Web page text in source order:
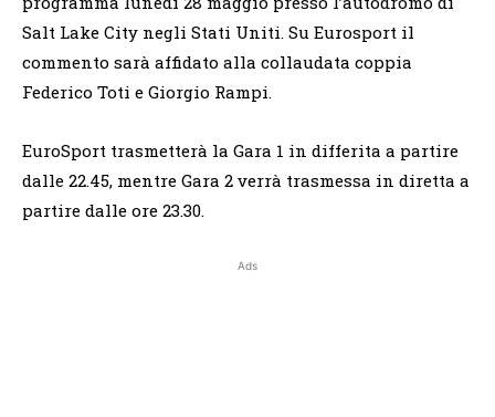
Salt Lake City negli Stati Uniti. Su Eurosport il
commento sarà affidato alla collaudata coppia
Federico Toti e Giorgio Rampi.
EuroSport trasmetterà la Gara 1 in differita a partire
dalle 22.45, mentre Gara 2 verrà trasmessa in diretta a
partire dalle ore 23.30.
Ads